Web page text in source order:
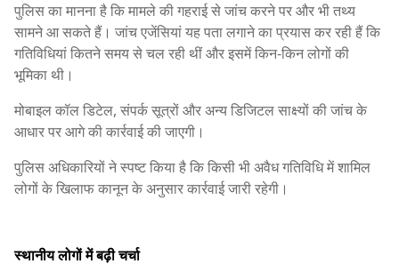
पुलिस का मानना है कि मामले की गहराई से जांच करने पर और भी तथ्य
सामने आ सकते हैं। जांच एजेंसियां यह पता लगाने का प्रयास कर रही हैं कि
गतिविधियां कितने समय से चल रही थीं और इसमें किन-किन लोगों की
भूमिका थी।
मोबाइल कॉल डिटेल, संपर्क सूत्रों और अन्य डिजिटल साक्ष्यों की जांच के
आधार पर आगे की कार्रवाई की जाएगी।
पुलिस अधिकारियों ने स्पष्ट किया है कि किसी भी अवैध गतिविधि में शामिल
लोगों के खिलाफ कानून के अनुसार कार्रवाई जारी रहेगी।
स्थानीय लोगों में बढ़ी चर्चा